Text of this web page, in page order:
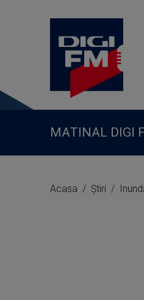
MATINAL DIGI
Acasa Știri